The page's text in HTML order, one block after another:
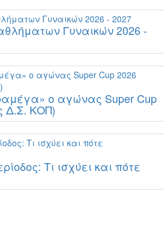
Γυναικών 2026 -
ο αγώνας Super Cup
Δ.Σ. ΚΟΠ)
Τι ισχύει και πότε